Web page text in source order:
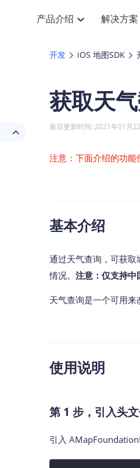
产品介绍
搜索定位
搜索 HOT
位置、周边、行政区、ID等查询
JS Android iOS
基于LBS的定位服务
地理围栏
虚拟空间围栏服务
天气查询
查询目标区域当前/未来天气
智能硬件定位
通过基站、Wifi获取位置信息
解决方案
提供LBS领域的Agent解决方案
提供智能守护与运动出行解决方
智能眼镜实时导航及智慧出行解
世界地图 NEW
手机银行 NEW
API
Web高级服务API
产品定价
技术服务许可
Android定位
浏览器定位
自定义地图
开发 iOS 地图SDK
获取天
最后更新时间: 2021年01月
注意：下面介绍的功能
基本介绍
通过天气查询，可获
情况。 注意：仅支持中
天气查询是一个可用
使用说明
第 1 步，引入头
引入